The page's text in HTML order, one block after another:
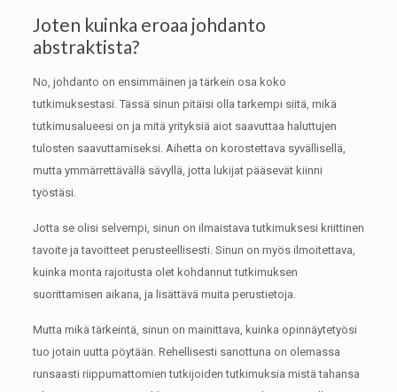
Joten kuinka eroaa johdanto
abstraktista?
No, johdanto on ensimmäinen ja tärkein osa koko
tutkimuksestasi. Tässä sinun pitäisi olla tarkempi siitä, mikä
tutkimusalueesi on ja mitä yrityksiä aiot saavuttaa haluttujen
tulosten saavuttamiseksi. Aihetta on korostettava syvällisellä,
mutta ymmärrettävällä sävyllä, jotta lukijat pääsevät kiinni
työstäsi.
Jotta se olisi selvempi, sinun on ilmaistava tutkimuksesi kriittinen
tavoite ja tavoitteet perusteellisesti. Sinun on myös ilmoitettava,
kuinka monta rajoitusta olet kohdannut tutkimuksen
suorittamisen aikana, ja lisättävä muita perustietoja.
Mutta mikä tärkeintä, sinun on mainittava, kuinka opinnäytetyösi
tuo jotain uutta pöytään. Rehellisesti sanottuna on olemassa
runsaasti riippumattomien tutkijoiden tutkimuksia mistä tahansa